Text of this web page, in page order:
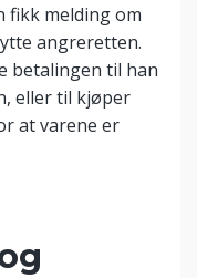
fikk melding om
angreretten.
betalingen til han
eller til kjøper
at varene er